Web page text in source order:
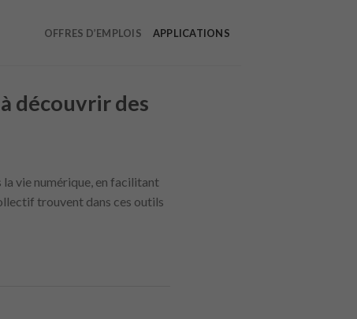
OFFRES D’EMPLOIS APPLICATIONS
découvrir des
vie numérique, en facilitant
trouvent dans ces outils